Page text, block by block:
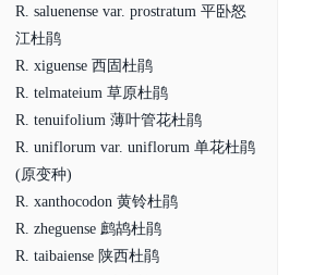
R. saluenense var. prostratum 平卧怒
江杜鹃
R. xiguense 西固杜鹃
R. telmateium 草原杜鹃
R. tenuifolium 薄叶管花杜鹃
R. uniflorum var. uniflorum 单花杜鹃
(原变种)
R. xanthocodon 黄铃杜鹃
R. zheguense 鹧鸪杜鹃
R. taibaiense 陕西杜鹃